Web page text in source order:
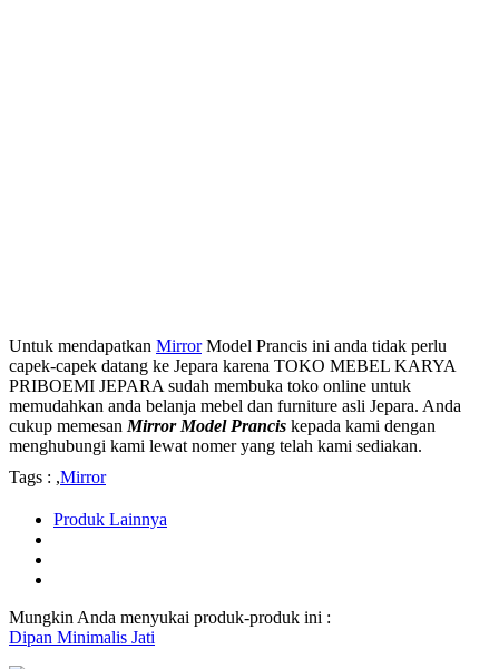
Untuk mendapatkan MirrorModel Prancis ini anda tidak perlu
capek-capek datang ke Jepara karena TOKO MEBEL KARYA
PRIBOEMI JEPARA sudah membuka toko online untuk
memudahkan anda belanja mebel dan furniture asli Jepara. Anda
cukup memesan Mirror Model Prancis kepada kami dengan
menghubungi kami lewat nomer yang telah kami sediakan.
Tags : ,Mirror
Produk Lainnya
Mungkin Anda menyukai produk-produk ini :
Dipan Minimalis Jati